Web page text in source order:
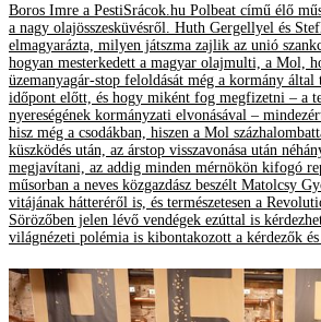
Boros Imre a PestiSrácok.hu Polbeat című élő
a nagy olajösszesküvésről. Huth Gergellyel és
elmagyarázta, milyen játszma zajlik az unió
hogyan mesterkedett a magyar olajmulti, a Mol,
üzemanyagár-stop feloldását még a kormány által
időpont előtt, és hogy miként fog megfizetni – a
nyereségének kormányzati elvonásával –
hisz még a csodákban, hiszen a Mol
küszködés után, az árstop visszavonása után
megjavítani, az addig minden mérnökön kifogó
műsorban a neves közgazdász beszélt Matolcsy
vitájának hátteréről is, és természetesen a
Sörözőben jelen lévő vendégek ezúttal is
világnézeti polémia is kibontakozott a kérdezők